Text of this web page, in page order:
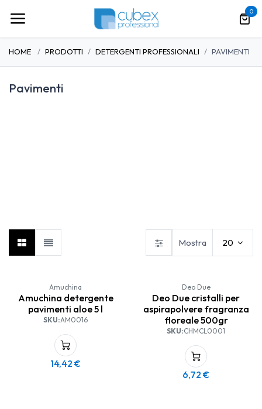
0
HOME PRODOTTI DETERGENTI PROFESSIONALI PAVIMENTI
Pavimenti
Mostra 20
Amuchina
Amuchina detergente
pavimenti aloe 5 l
SKU:AM0016
14,42 €
Deo Due
Deo Due cristalli per
aspirapolvere fragranza
floreale 500gr
SKU:CHMCL0001
6,72 €